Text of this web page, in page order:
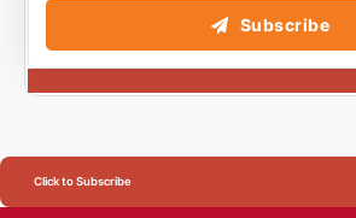
Subscribe
Click to Subscribe